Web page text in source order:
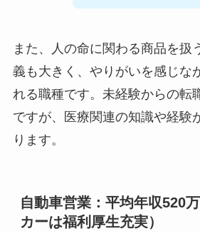
また、人の命に関わる商品を扱
義も大きく、やりがいを感じな
れる職種です。未経験からの転
ですが、医療関連の知識や経験
ります。
自動車営業：平均年収520
カーは福利厚生充実）